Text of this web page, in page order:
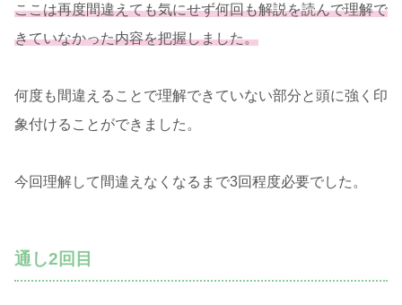
ここは再度間違えても気にせず何回も解説を読んで理解で
きていなかった内容を把握しました。
何度も間違えることで理解できていない部分と頭に強く印
象付けることができました。
今回理解して間違えなくなるまで3回程度必要でした。
通し2回目